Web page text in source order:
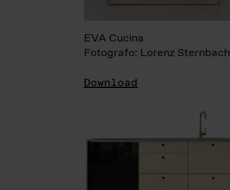
EVA Cucina
Fotografo: Lorenz Sternbach
Download